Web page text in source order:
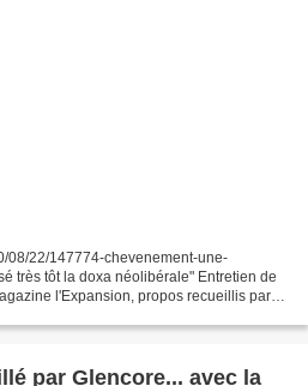
08/22/147774-chevenement-une-
très tôt la doxa néolibérale" Entretien de
l'Expansion, propos recueillis par
par Glencore... avec la